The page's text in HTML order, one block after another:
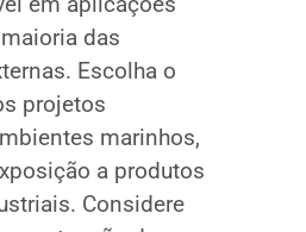
das
Escolha o
projetos
marinhos,
a produtos
Considere